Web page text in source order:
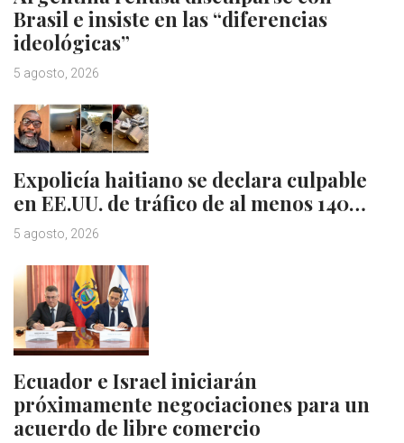
Brasil e insiste en las “diferencias
ideológicas”
5 agosto, 2026
Expolicía haitiano se declara culpable
en EE.UU. de tráfico de al menos 140…
5 agosto, 2026
Ecuador e Israel iniciarán
próximamente negociaciones para un
acuerdo de libre comercio